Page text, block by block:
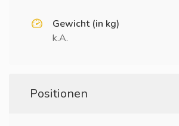
Gewicht (in kg)
k.A.
Positionen